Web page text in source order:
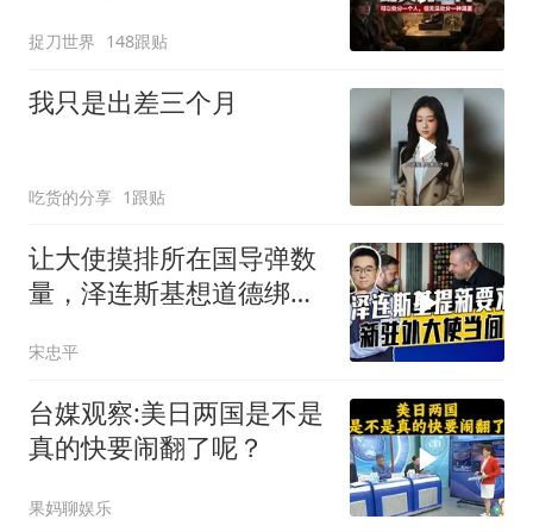
捉刀世界 148跟贴
我只是出差三个月
吃货的分享 1跟贴
让大使摸排所在国导弹数
量，泽连斯基想道德绑架
宋忠平
台媒观察:美日两国是不是
真的快要闹翻了呢？
果妈聊娱乐